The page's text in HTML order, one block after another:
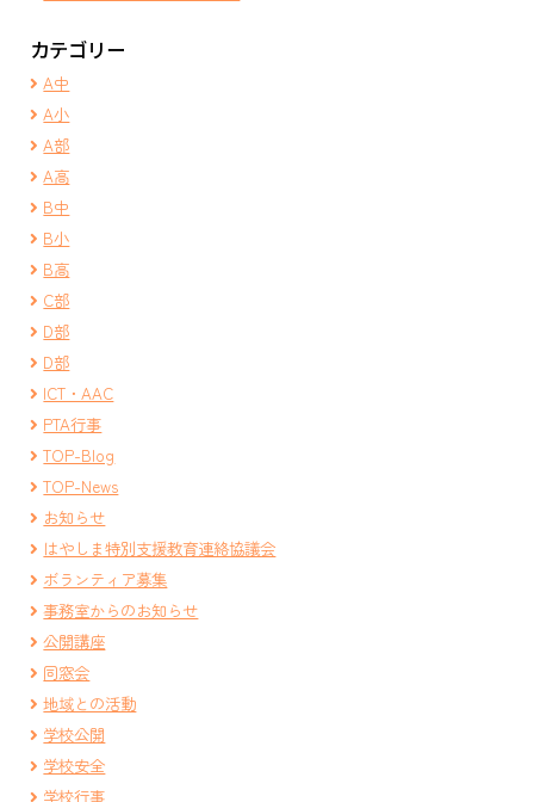
カテゴリー
A中
A小
A部
A高
B中
B小
B高
C部
D部
D部
ICT・AAC
PTA行事
TOP-Blog
TOP-News
お知らせ
はやしま特別支援教育連絡協議会
ボランティア募集
事務室からのお知らせ
公開講座
同窓会
地域との活動
学校公開
学校安全
学校行事